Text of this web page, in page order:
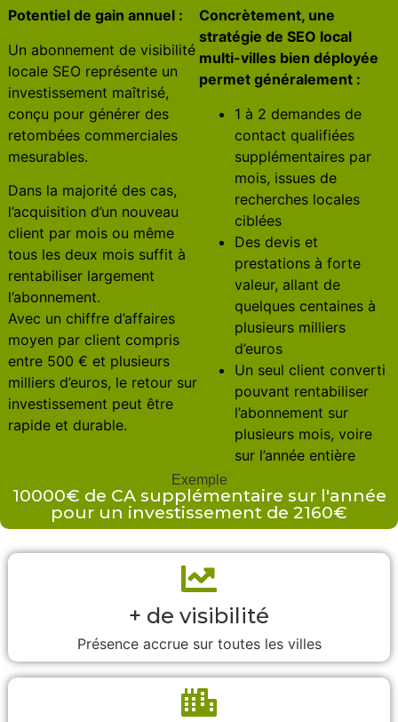
Potentiel de gain annuel :
Un abonnement de visibilité
locale SEO représente un
investissement maîtrisé,
conçu pour générer des
retombées commerciales
mesurables.
Dans la majorité des cas,
l’acquisition d’un nouveau
client par mois ou même
tous les deux mois suffit à
rentabiliser largement
l’abonnement.
Avec un chiffre d’affaires
moyen par client compris
entre 500 € et plusieurs
milliers d’euros, le retour sur
investissement peut être
rapide et durable.
Concrètement, une
stratégie de SEO local
multi-villes bien déployée
permet généralement :
1 à 2 demandes de
contact qualifiées
supplémentaires par
mois, issues de
recherches locales
ciblées
Des devis et
prestations à forte
valeur, allant de
quelques centaines à
plusieurs milliers
d’euros
Un seul client converti
pouvant rentabiliser
l’abonnement sur
plusieurs mois, voire
sur l’année entière
Exemple
10000€ de CA supplémentaire sur l'année
pour un investissement de 2160€
+ de visibilité
Présence accrue sur toutes les villes